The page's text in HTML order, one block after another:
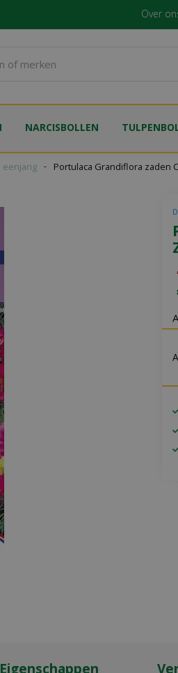
eenjarig Portulaca Grandiflora zaden
Over
NARCISBOLLEN
Eigenschappen